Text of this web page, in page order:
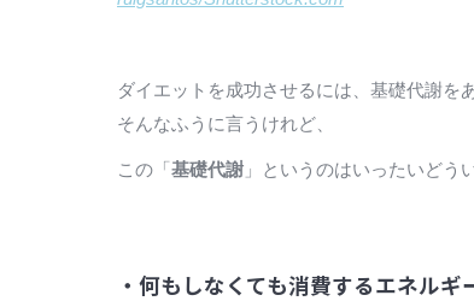
ダイエットを成功させるには、基礎代謝を
そんなふうに言うけれど、
この「基礎代謝 」というのはいったいどう
・何もしなくても消費するエネルギ